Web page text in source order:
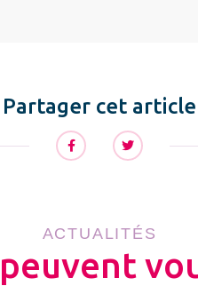
Partager cet article
ACTUALITÉS